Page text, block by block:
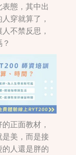
態，其中出
穿就算了，
不禁反思，
正面教材，
美，而是接
人還是胖的